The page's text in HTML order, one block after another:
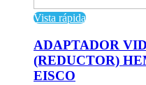
Vista rápida
ADAPTADOR
(REDUCTOR)
EISCO